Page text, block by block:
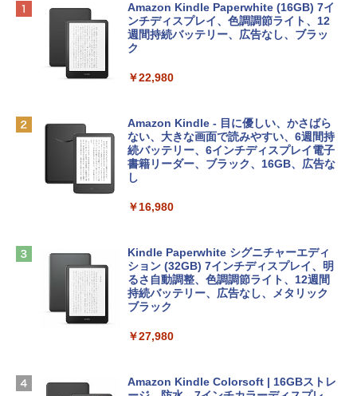
Apple 2026 MacBook Neo A18 Proチッ
プ搭載13インチノートブック：AIとAppl
e Intelligenceのために設計、Liquid Ret
inaディスプレイ、8GBユニファイドメモ
eTime HDカメラ - インディゴ
tomtoc 360°保護 15.6 16インチ パソコ
ンケース Dell NEC Lavie ASUS HP dyna
book Lenovo対応
￥2,952
Apple 2026 MacBook Air M5チップ搭載
13インチノートブック：AIとApple Intell
igence、13.6インチLiquid Retinaディ
スプレイ、16GBユニファイドメモリ、1
TB SSDストレージ、12MPセンターフレ
D - シルバー
Robloxギフトカード - 800 Robux 【限
定バーチャルアイテムを含む】 【オンラ
インゲームコード】 ロブロックス | オン
ラインコード版
￥1,300
Robloxギフトカード - 1000 Robux 【限
定バーチャルアイテムを含む】 【オンラ
インゲームコード】 ロブロックス |オン
ラインコード版
4(最新 永続版)|オンラインコード版|Wind
ows11、10/mac対応|PC2台
￥39,582
Robloxギフトカード - 2,000 Robux 【限
ラインコード版
生成AIパスポート公式テキスト 第４版
￥1,766
出す プロンプトの言葉 AI画像生成シリー
ズ (はぴーイラストLabo)
￥480
ClaudeCode いちばんやさしい 教科書:
にもKindle出版にも！ 非エンジニアのた
めのAIコーディング入門シリーズ
￥99
1冊ですべて身につくHTML & CSSとWe
￥1,292
Amazon Kindle Paperwhite (16GB) 7イ
ンチディスプレイ、色調調節ライト、12
週間持続バッテリー、広告なし、ブラッ
ク
￥22,980
Amazon Kindle - 目に優しい、かさばら
ない、大きな画面で読みやすい、6週間持
続バッテリー、6インチディスプレイ電子
書籍リーダー、ブラック、16GB、広告な
し
￥16,980
Kindle Paperwhite シグニチャーエディ
ション (32GB) 7インチディスプレイ、明
るさ自動調整、色調調節ライト、12週間
持続バッテリー、広告なし、メタリック
ブラック
￥27,980
Amazon Kindle Colorsoft | 16GBストレ